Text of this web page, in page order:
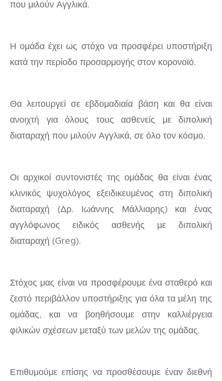
που μιλούν Αγγλικά.
Η ομάδα έχει ως στόχο να προσφέρει υποστήριξη
κατά την περίοδο προσαρμογής στον κορονοϊό.
Θα λειτουργεί σε εβδομαδιαία βάση και θα είναι
ανοιχτή για όλους τους ασθενείς με διπολική
διαταραχή που μιλούν Αγγλικά, σε όλο τον κόσμο.
Οι αρχικοί συντονιστές της ομάδας θα είναι ένας
κλινικός ψυχολόγος εξειδικευμένος στη διπολική
διαταραχή (Δρ. Ιωάννης Μάλλιαρης) και ένας
αγγλόφωνος ειδικός ασθενής με διπολική
διαταραχή (Greg).
Στόχος μας είναι να προσφέρουμε ένα σταθερό και
ζεστό περιβάλλον υποστήριξης για όλα τα μέλη της
ομάδας, και να βοηθήσουμε στην καλλιέργεια
φιλικών σχέσεων μεταξύ των μελών της ομάδας.
Επιθυμούμε επίσης να προσθέσουμε έναν διεθνή